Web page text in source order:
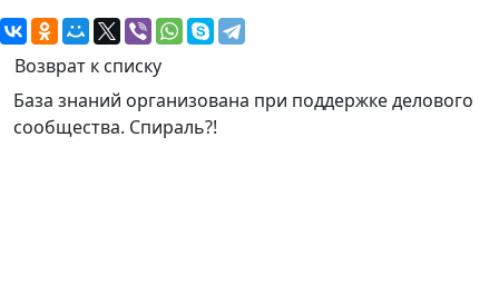
Возврат к списку
База знаний организована при поддержке делового
сообщества. Спираль?!